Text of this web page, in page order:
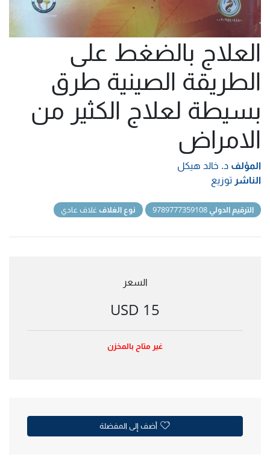
العلاج بالضغط على
الطريقة الصينية طرق
بسيطة لعلاج الكثير من
الامراض
المؤلف د. خالد هيكل
الناشر توزيع
الترقيم الدولي نوع الغلاف غلاف عادي
السعر
15 USD
غير متاح بالمخزن
أضف إلى المفضلة